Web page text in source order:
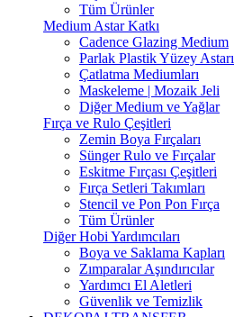
Tüm Ürünler
Medium Astar Katkı
Cadence Glazing Medium
Parlak Plastik Yüzey Astarı
Çatlatma Mediumları
Maskeleme | Mozaik Jeli
Diğer Medium ve Yağlar
Fırça ve Rulo Çeşitleri
Zemin Boya Fırçaları
Sünger Rulo ve Fırçalar
Eskitme Fırçası Çeşitleri
Fırça Setleri Takımları
Stencil ve Pon Pon Fırça
Tüm Ürünler
Diğer Hobi Yardımcıları
Boya ve Saklama Kapları
Zımparalar Aşındırıcılar
Yardımcı El Aletleri
Güvenlik ve Temizlik